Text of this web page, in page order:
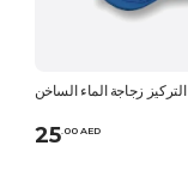
التركيز زجاجة الماء الساخن
25.00 AED